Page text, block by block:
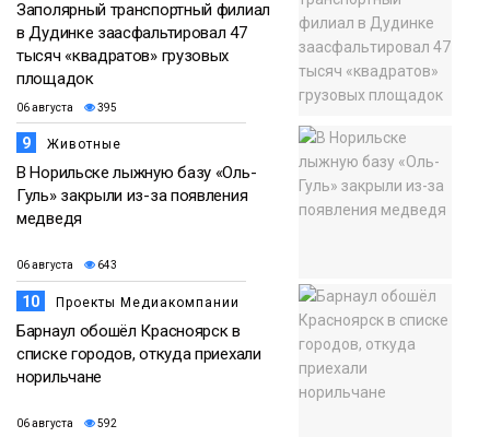
Заполярный транспортный филиал
в Дудинке заасфальтировал 47
тысяч «квадратов» грузовых
площадок
06 августа 395
9 Животные
В Норильске лыжную базу «Оль-
Гуль» закрыли из-за появления
медведя
06 августа 643
10 Проекты Медиакомпании
Барнаул обошёл Красноярск в
списке городов, откуда приехали
норильчане
06 августа 592